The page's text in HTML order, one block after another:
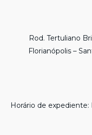
Rod. Tertuliano
Florianópolis –
Horário de expediente: